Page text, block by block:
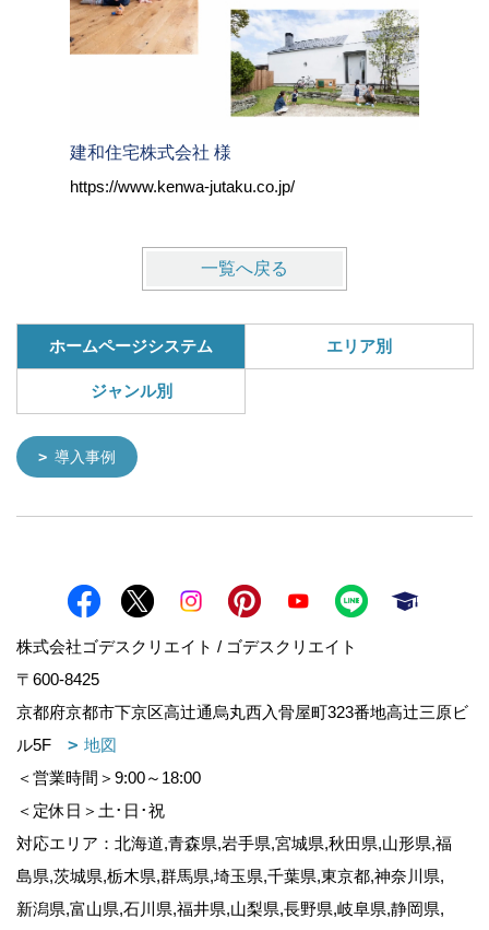
建和住宅株式会社 様
https://www.kenwa-jutaku.co.jp/
一覧へ戻る
ホームページシステム エリア別
ジャンル別
導入事例
株式会社ゴデスクリエイト / ゴデスクリエイト
〒600-8425
京都府京都市下京区高辻通烏丸西入骨屋町323番地高辻三原ビ
ル5F
地図
＜営業時間＞9:00～18:00
＜定休日＞土･日･祝
対応エリア：北海道,青森県,岩手県,宮城県,秋田県,山形県,福
島県,茨城県,栃木県,群馬県,埼玉県,千葉県,東京都,神奈川県,
新潟県,富山県,石川県,福井県,山梨県,長野県,岐阜県,静岡県,